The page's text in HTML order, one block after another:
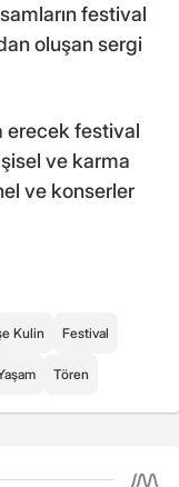
festival
oluşan sergi
erecek festival
ve karma
ve konserler
Kulin Festival
Tören